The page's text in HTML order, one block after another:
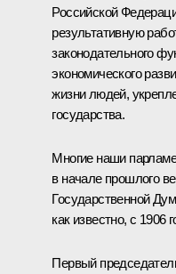
Российской
результативную
законодательного
экономического
жизни людей,
государства.
Многие наши
в начале прошлого
Государственной
как известно, с 1906
Первый